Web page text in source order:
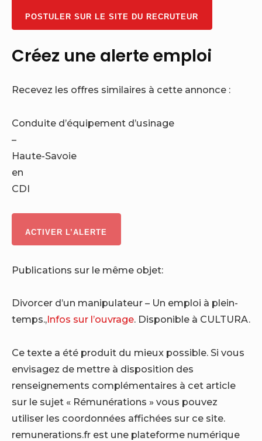
POSTULER SUR LE SITE DU RECRUTEUR
Créez une alerte emploi
Recevez les offres similaires à cette annonce :
Conduite d’équipement d’usinage
–
Haute-Savoie
en
CDI
ACTIVER L’ALERTE
Publications sur le même objet:
Divorcer d’un manipulateur – Un emploi à plein-
temps.,Infos sur l’ouvrage. Disponible à CULTURA.
Ce texte a été produit du mieux possible. Si vous
envisagez de mettre à disposition des
renseignements complémentaires à cet article
sur le sujet « Rémunérations » vous pouvez
utiliser les coordonnées affichées sur ce site.
remunerations.fr est une plateforme numérique